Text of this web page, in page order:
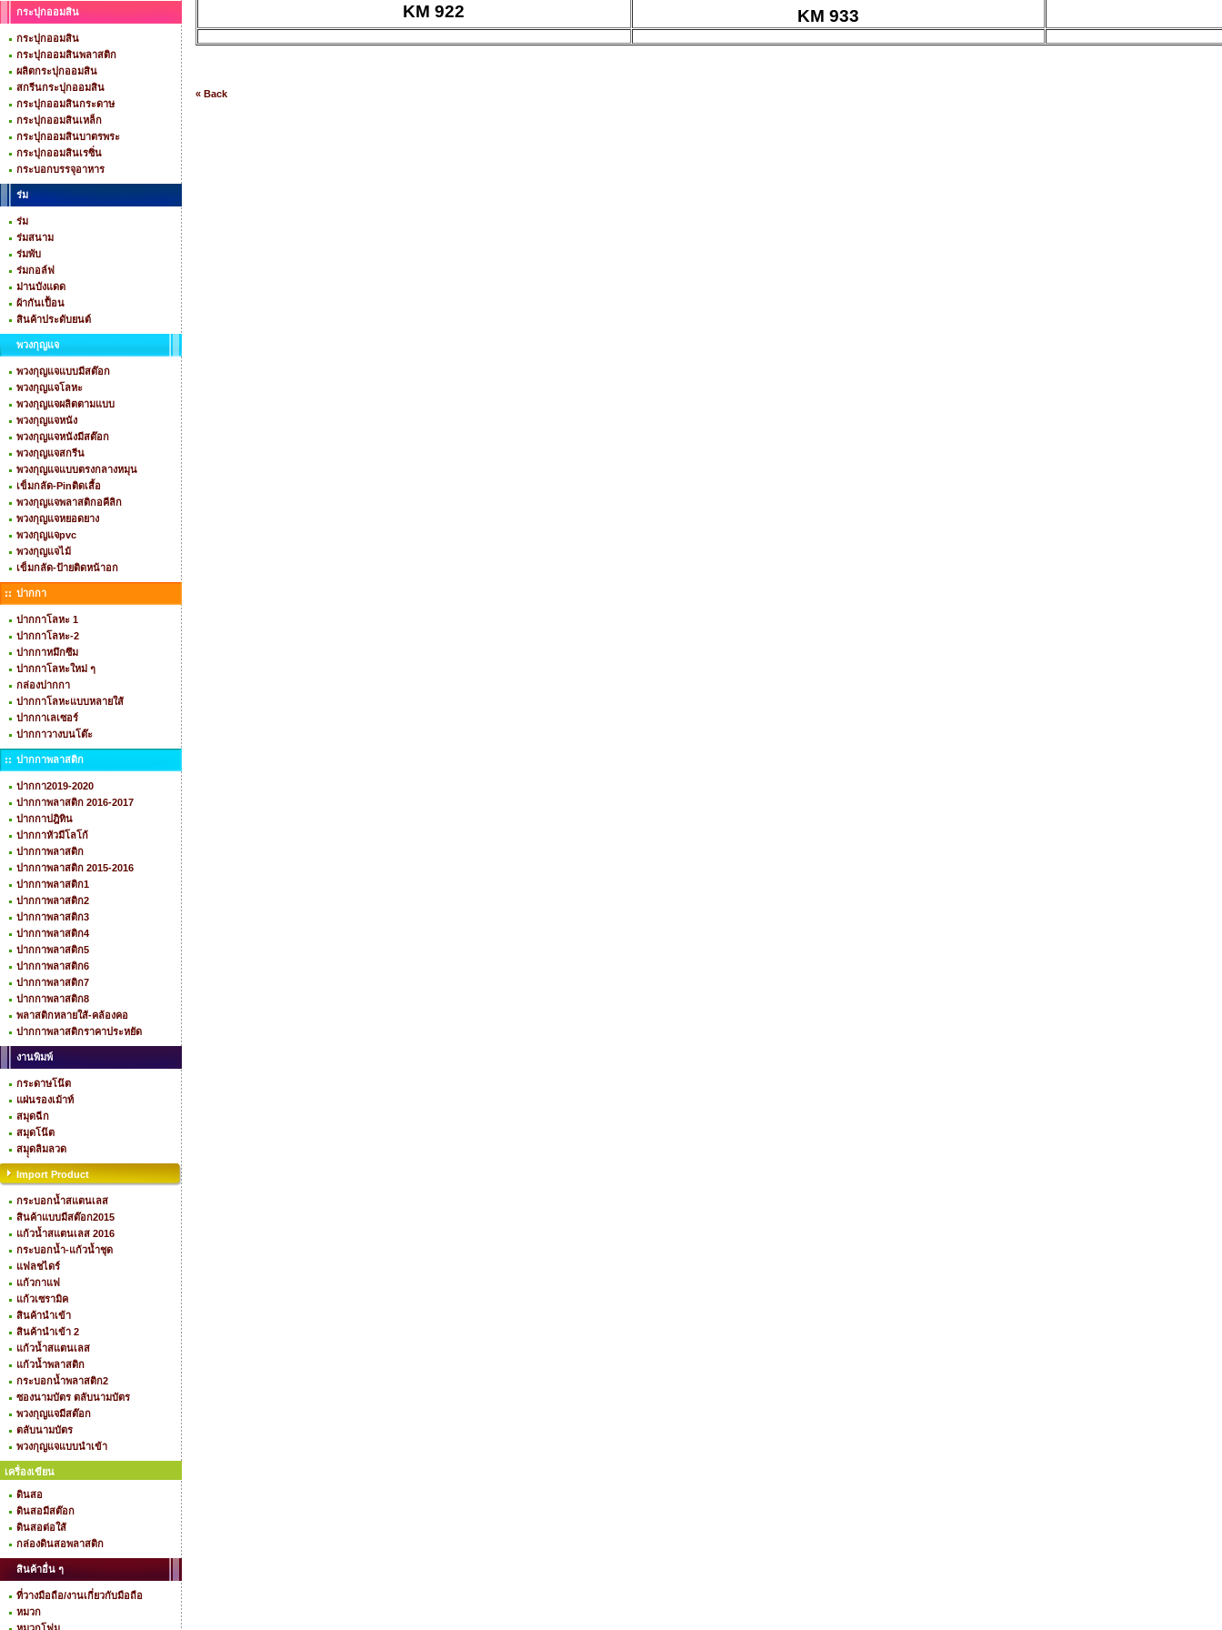
กระปุกออมสิน
กระปุกออมสิน
กระปุกออมสินพลาสติก
ผลิตกระปุกออมสิน
สกรีนกระปุกออมสิน
กระปุกออมสินกระดาษ
กระปุกออมสินเหล็ก
กระปุกออมสินบาตรพระ
กระปุกออมสินเรซิ่น
กระบอกบรรจุอาหาร
ร่ม
ร่ม
ร่มสนาม
ร่มพับ
ร่มกอล์ฟ
ม่านบังแดด
ผ้ากันเปื้อน
สินค้าประดับยนต์
พวงกุญแจ
พวงกุญแจแบบมีสต๊อก
พวงกุญแจโลหะ
พวงกุญแจผลิตตามแบบ
พวงกุญแจหนัง
พวงกุญแจหนังมีสต๊อก
พวงกุญแจสกรีน
พวงกุญแจแบบตรงกลางหมุน
เข็มกลัด-Pinติดเสื้อ
พวงกุญแจพลาสติกอคีลิก
พวงกุญแจหยอดยาง
พวงกุญแจpvc
พวงกุญแจไม้
เข็มกลัด-ป้ายติดหน้าอก
ปากกา
ปากกาโลหะ 1
ปากกาโลหะ-2
ปากกาหมึกซึม
ปากกาโลหะใหม่ ๆ
กล่องปากกา
ปากกาโลหะแบบหลายใส้
ปากกาเลเซอร์
ปากกาวางบนโต๊ะ
ปากกาพลาสติก
ปากกา2019-2020
ปากกาพลาสติก 2016-2017
ปากกาปฎิทิน
ปากกาหัวมีโลโก้
ปากกาพลาสติก
ปากกาพลาสติก 2015-2016
ปากกาพลาสติก1
ปากกาพลาสติก2
ปากกาพลาสติก3
ปากกาพลาสติก4
ปากกาพลาสติก5
ปากกาพลาสติก6
ปากกาพลาสติก7
ปากกาพลาสติก8
พลาสติกหลายใส้-คล้องคอ
ปากกาพลาสติกราคาประหยัด
งานพิมพ์
กระดาษโน๊ต
แผ่นรองเม้าท์
สมุดฉีก
สมุดโน๊ต
สมุุดลิมลวด
Import Product
กระบอกน้ำสแตนเลส
สินค้าแบบมีสต๊อก2015
แก้วน้ำสแตนเลส 2016
กระบอกน้ำ-แก้วน้ำชุด
แฟลชไดร์
แก้วกาแฟ
แก้วเซรามิค
สินค้านำเข้า
สินค้านำเข้า 2
แก้วน้ำสแตนเลส
แก้วน้ำพลาสติก
กระบอกน้ำพลาสติก2
ซองนามบัตร ตลับนามบัตร
พวงกุญแจมีสต๊อก
ตลับนามบัตร
พวงกุญแจแบบนำเข้า
เครื่องเขียน
ดินสอ
ดินสอมีสต๊อก
ดินสอต่อใส้
กล่องดินสอพลาสติก
สินค้าอื่น ๆ
ที่วางมือถือ/งานเกี่ยวกับมือถือ
หมวก
KM 922 KM 933
« Back